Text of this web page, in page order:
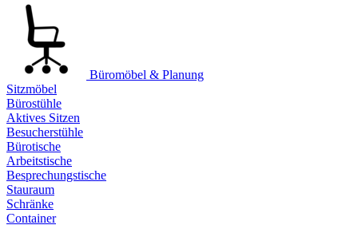
Büromöbel & Planung
Sitzmöbel
Bürostühle
Aktives Sitzen
Besucherstühle
Bürotische
Arbeitstische
Besprechungstische
Stauraum
Schränke
Container